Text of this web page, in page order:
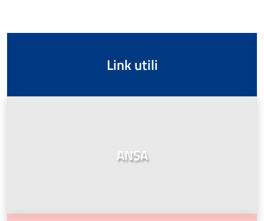
Link utili
ANSA